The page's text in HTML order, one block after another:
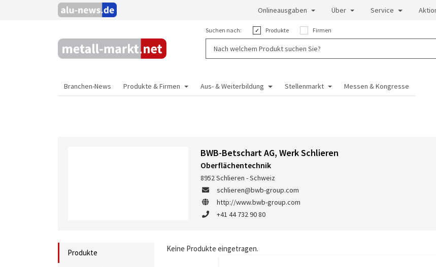
Onlineausgaben Über Service
Suchen nach: Produkte Firmen
Branchen-News Produkte & Firmen Aus- & Weiterbildung Stellenmarkt Messen & Kongresse
BWB-Betschart AG, Werk Schlieren
Oberflächentechnik
8952 Schlieren - Schweiz
schlieren@bwb-group.com
http://www.bwb-group.com
+41 44 732 90 80
Produkte Keine Produkte eingetragen.